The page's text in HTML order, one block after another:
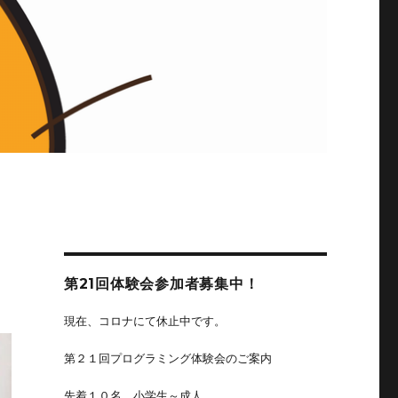
第21回体験会参加者募集中！
現在、コロナにて休止中です。
第２１回プログラミング体験会のご案内